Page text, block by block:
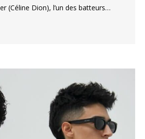
(Céline Dion), l’un des batteurs…